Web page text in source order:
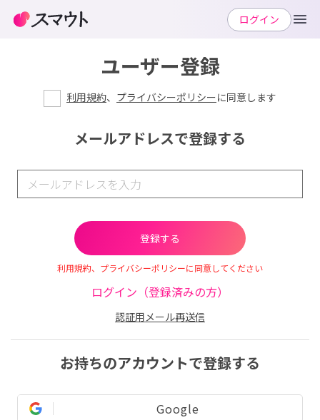
ユーザー登録
利用規約、 プライバシーポリシーに同意します
メールアドレスで登録する
利用規約、プライバシーポリシーに同意してください
ログイン（登録済みの方）
認証用メール再送信
お持ちのアカウントで登録する
Google
ログイン